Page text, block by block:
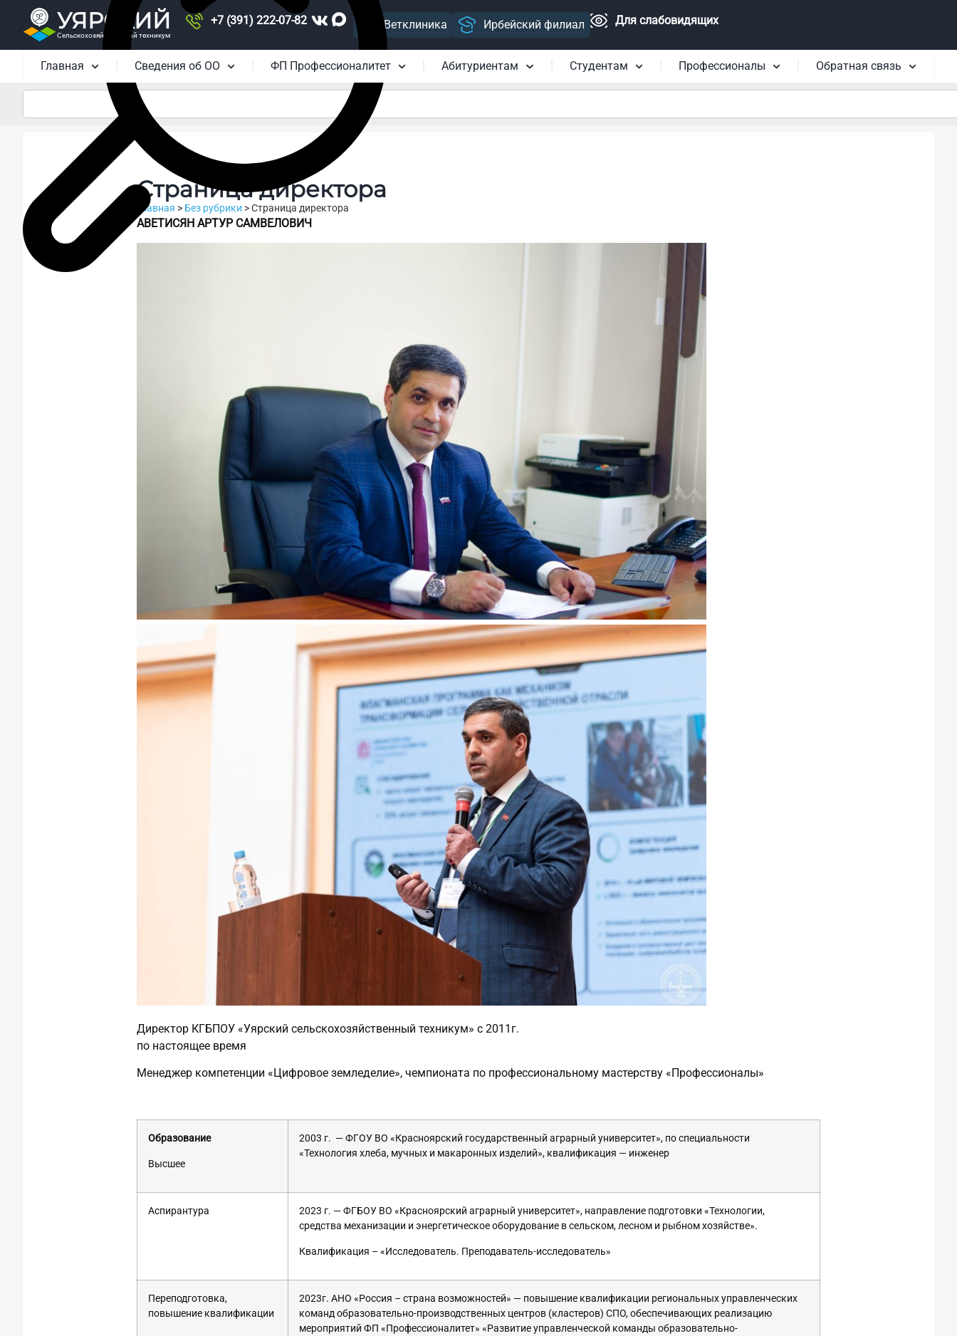
УЯРСКИЙ
Сельскохозяйственный техникум
+7 (391) 222-07-82 Ветклиника Ирбейский филиал Для слабовидящих
Главная Сведения об ОО ФП Профессионалитет Абитуриентам Студентам Профессионалы Обратная связь
Страница директора
Главная > Без рубрики >Страница директора
АВЕТИСЯН АРТУР САМВЕЛОВИЧ
Директор КГБПОУ «Уярский сельскохозяйственный техникум» с 2011г.
по настоящее время
Менеджер компетенции «Цифровое земледелие», чемпионата по профессиональному мастерству «Профессионалы»
Образование
Высшее
2003 г. — ФГОУ ВО «Красноярский государственный аграрный университет», по специальности
«Технология хлеба, мучных и макаронных изделий», квалификация — инженер
Аспирантура
2023 г. — ФГБОУ ВО «Красноярский аграрный университет», направление подготовки «Технологии,
средства механизации и энергетическое оборудование в сельском, лесном и рыбном хозяйстве».
Квалификация – «Исследователь. Преподаватель-исследователь»
Переподготовка,
повышение квалификации
2023г. АНО «Россия – страна возможностей» — повышение квалификации региональных управленческих
команд образовательно-производственных центров (кластеров) СПО, обеспечивающих реализацию
мероприятий ФП «Профессионалитет» «Развитие управленческой команды образовательно-